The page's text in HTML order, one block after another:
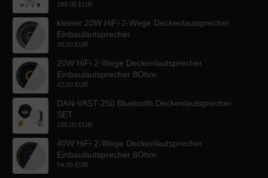
299,00 EUR
kleiner 20W HiFi 2-Wege Deckenlautsprecher
Einbaulautsprecher
39,00 EUR
20W HiFi 2-Wege Deckenlautsprecher
Einbaulautsprecher 8Ohm
42,00 EUR
DAN-VAST-250 Bluetooth Deckenlautsprecher
SET
295,00 EUR
40W HiFi 2-Wege Deckenlautsprecher
Einbaulautsprecher 8Ohm
54,00 EUR